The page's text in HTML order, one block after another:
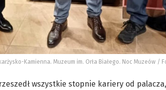
Kamienna. Muzeum im. Orła Białego. Noc Muzeów /
wszystkie stopnie kariery od